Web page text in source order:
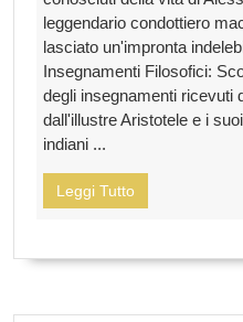
leggendario condottiero
lasciato un'impronta
Insegnamenti Filosofici:
degli insegnamenti ricevuti
dall'illustre Aristotele e i
indiani ...
Leggi Tutto